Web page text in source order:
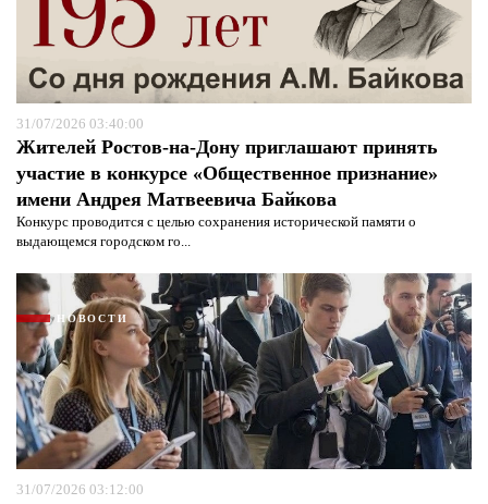
31/07/2026 03:40:00
Жителей Ростов-на-Дону приглашают принять
участие в конкурсе «Общественное признание»
имени Андрея Матвеевича Байкова
Конкурс проводится с целью сохранения исторической памяти о
выдающемся городском го...
НОВОСТИ
31/07/2026 03:12:00
Я согласен сполитикой конфиденциальности и
Я согласен сполитикой конфиденциальности и
защиты информации*